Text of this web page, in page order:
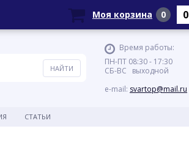
Время работы:
ПН-ПТ 08:30 - 17:30
СБ-ВС выходной
e-mail: svartop@mail.ru
СТАТЬИ
Моя корзина 0 0